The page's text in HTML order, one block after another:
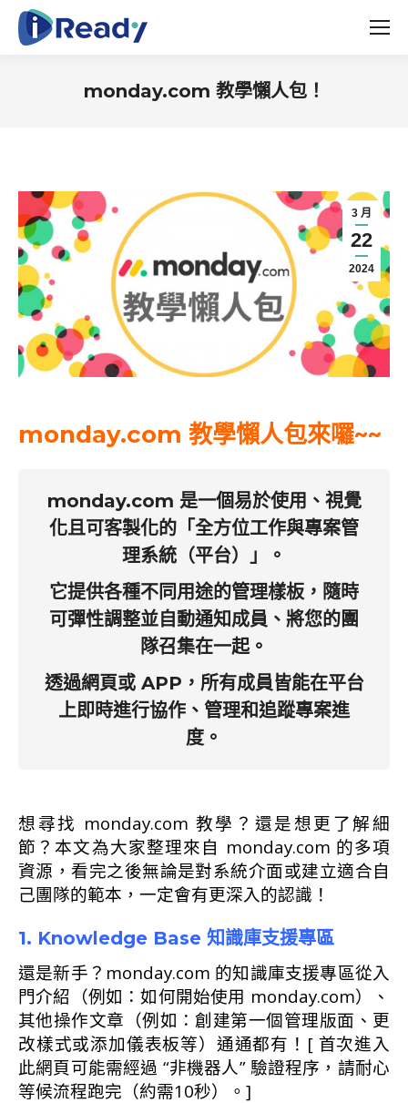
monday.com 教學懶人包！
3 月
22
2024
monday.com 教學懶人包來囉~~
monday.com 是一個易於使用、視覺
化且可客製化的「全方位工作與專案管
理系統（平台）」。
它提供各種不同用途的管理樣板，隨時
可彈性調整並自動通知成員、將您的團
隊召集在一起。
透過網頁或 APP，所有成員皆能在平台
上即時進行協作、管理和追蹤專案進
度。
想尋找 monday.com 教學？還是想更了解細
節？本文為大家整理來自 monday.com 的多項
資源，看完之後無論是對系統介面或建立適合自
己團隊的範本，一定會有更深入的認識！
1. Knowledge Base 知識庫支援專區
還是新手？monday.com 的知識庫支援專區從入
門介紹（例如：如何開始使用 monday.com）、
其他操作文章（例如：創建第一個管理版面、更
改樣式或添加儀表板等）通通都有！[ 首次進入
此網頁可能需經過 “非機器人” 驗證程序，請耐心
等候流程跑完（約需10秒）。]